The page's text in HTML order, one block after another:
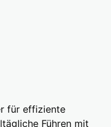
für effiziente
Führen mit